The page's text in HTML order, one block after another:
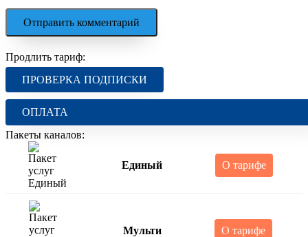
Продлить тариф:
ПРОВЕРКА ПОДПИСКИ
ОПЛАТА
Пакеты каналов:
Единый О тарифе
Мульти О тарифе